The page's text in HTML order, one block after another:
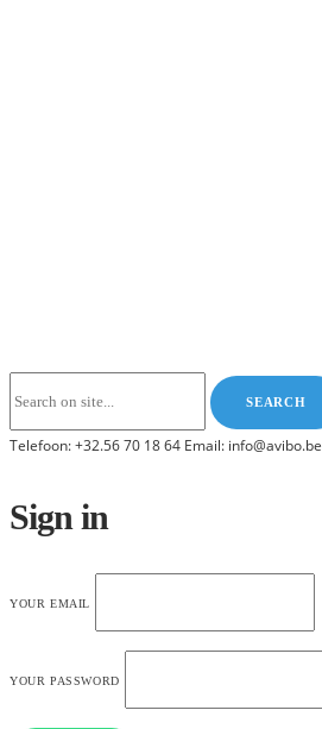
Telefoon: +32.56 70 18 64 Email: info@avibo.be
Sign in
YOUR EMAIL
YOUR PASSWORD